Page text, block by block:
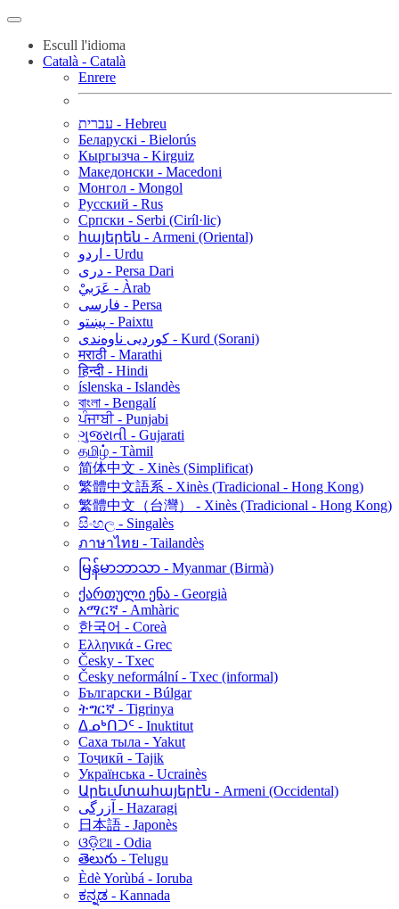
Escull l'idioma
Català - Català
Enrere
עברית - Hebreu
Беларускі - Bielorús
Кыргызча - Kirguiz
Македонски - Macedoni
Монгол - Mongol
Русский - Rus
Српски - Serbi (Ciríl·lic)
հայերեն - Armeni (Oriental)
اردو - Urdu
دری - Persa Dari
عَرَبيْ - Àrab
فارسی - Persa
پښتو - Paixtu
کوردیی ناوەندی - Kurd (Sorani)
मराठी - Marathi
हिन्दी - Hindi
íslenska - Islandès
বাংলা - Bengalí
ਪੰਜਾਬੀ - Punjabi
ગુજરાતી - Gujarati
தமிழ் - Tàmil
简体中文 - Xinès (Simplificat)
繁體中文語系 - Xinès (Tradicional - Hong Kong)
繁體中文（台灣） - Xinès (Tradicional - Hong Kong)
සිංහල - Singalès
ภาษาไทย - Tailandès
မြန်မာဘာသာ - Myanmar (Birmà)
ქართული ენა - Georgià
አማርኛ - Amhàric
한국어 - Coreà
Ελληνικά - Grec
Česky - Txec
Česky neformální - Txec (informal)
Български - Búlgar
ትግርኛ - Tigrinya
ᐃᓄᒃᑎᑐᑦ - Inuktitut
Саха тыла - Yakut
Тоҷикӣ - Tajik
Українська - Ucrainès
Արեւմտահայերէն - Armeni (Occidental)
آزرگی - Hazaragi
日本語 - Japonès
ଓଡ଼ିଆ - Odia
తెలుగు - Telugu
Èdè Yorùbá - Ioruba
ಕನ್ನಡ - Kannada